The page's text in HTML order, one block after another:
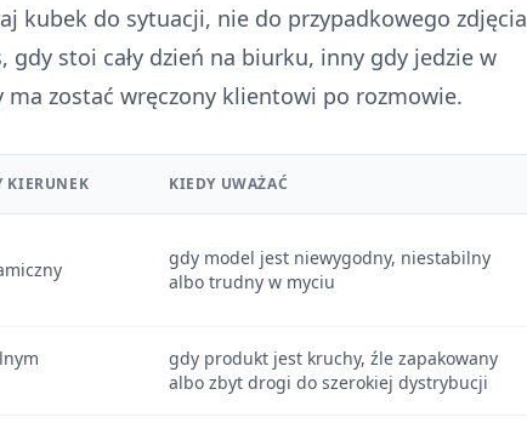
kubek do sytuacji, nie do przypadkowego zdjęcia
stoi cały dzień na biurku, inny gdy jedzie w
zostać wręczony klientowi po rozmowie.
KIERUNEK KIEDY UWAŻAĆ
gdy model jest niewygodny, niestabilny
albo trudny w myciu
gdy produkt jest kruchy, źle zapakowany
albo zbyt drogi do szerokiej dystrybucji